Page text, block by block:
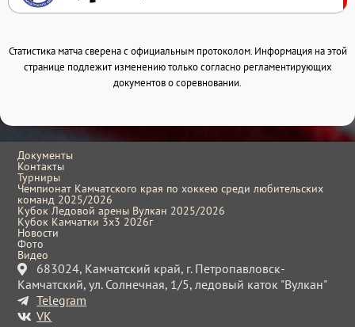
Статистика матча сверена с официальным протоколом. Информация на этой
странице подлежит изменению только согласно регламентирующих
документов о соревновании.
Документы
Контакты
Турниры
Чемпионат Камчатского края по хоккею среди любительских
команд 2025/2026
Кубок Ледовой арены Вулкан 2025/2026
Кубок Камчатки 3x3 2026г
Новости
Фото
Видео
683024, Камчатский край, г. Петропавловск-
Камчатский, ул. Солнечная, 1/5, ледовый каток "Вулкан"
Telegram
VK